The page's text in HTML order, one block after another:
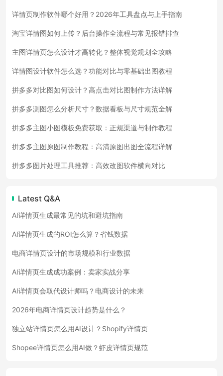
详情页制作软件哪个好用？2026年工具盘点与上手指南
淘宝详情图如何上传？后台操作全流程与常见报错排查
主图详情页怎么设计才高转化？整体视觉规划全攻略
详情图设计软件怎么选？功能对比与零基础出图教程
拼多多对比图如何设计？高点击对比图制作方法详解
拼多多测图怎么分析尺寸？数据看板与尺寸规范全解
拼多多主图小图模板免费获取：正规渠道与制作教程
拼多多主图原图制作教程：高清原图出图全流程详解
拼多多图片处理工具推荐：高效改图软件横向对比
Latest Q&A
AI详情页生成最常见的坑和避坑指南
AI详情页生成的ROI怎么算？省钱数据
电商详情页设计的市场规模和行业数据
AI详情页生成成功案例：卖家实战分享
AI详情页会取代设计师吗？电商设计的未来
2026年电商详情页设计趋势是什么？
独立站详情页怎么用AI设计？Shopify详情页
Shopee详情页怎么用AI做？虾皮详情页规范